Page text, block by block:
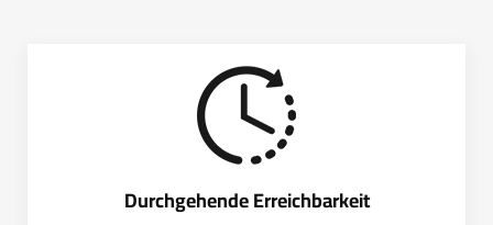
Durchgehende Erreichbarkeit